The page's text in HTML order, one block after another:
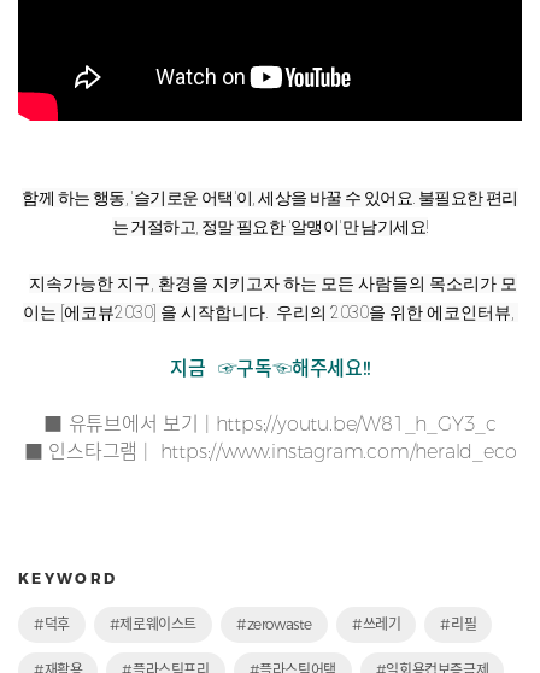
함께 하는 행동, '슬기로운 어택'이, 세상을 바꿀 수 있어요. 불필요한 편리
는 거절하고, 정말 필요한 '알맹이'만 남기세요!
지속가능한 지구, 환경을 지키고자 하는 모든 사람들의 목소리가 모
이는 [에코뷰2030] 을 시작합니다.  우리의 2030을 위한 에코인터뷰,
지금 ☞구독☜해주세요!!
■ 유튜브에서 보기 | https://youtu.be/W81_h_GY3_c
■ 인스타그램 | https://www.instagram.com/herald_eco
KEYWORD
#덕후 #제로웨이스트 #zerowaste #쓰레기 #리필